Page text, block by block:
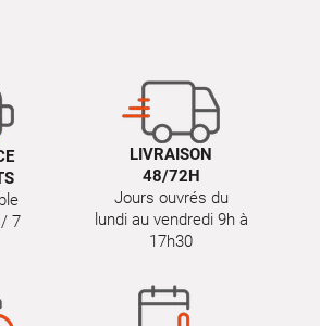
7
LIVRAISON
48/72H
Jours ouvrés du
lundi au vendredi 9h à
17h30